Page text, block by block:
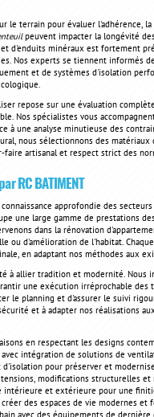
le terrain pour évaluer l'adhérence,
peuvent impacter la longévité
d'enduits minéraux est fortement
Nos experts se tiennent informés
et de systèmes d'isolation
repose sur une évaluation
Nos spécialistes vous
à une analyse minutieuse des
nous sélectionnons des
artisanal et respect strict des
RC BATIMENT
connaissance approfondie des
une large gamme de prestations
dans la rénovation
ou d'amélioration de l'habitat.
en adaptant nos méthodes aux
à allier tradition et modernité. Nous
une exécution irréprochable des
le planning et d'assurer le suivi
et à adapter nos réalisations
en respectant les designs
intégration de solutions de
d'isolation pour préserver et
modifications structurelles et
intérieure et extérieure pour une
des espaces de vie modernes et